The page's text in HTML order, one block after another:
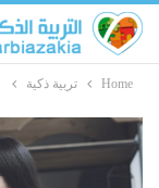
Home تربية ذكية